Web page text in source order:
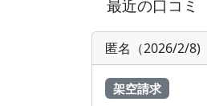
最近の口コミ
匿名（2026/2/8)
架空請求